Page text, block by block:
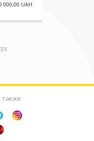
000,00 UAH
также